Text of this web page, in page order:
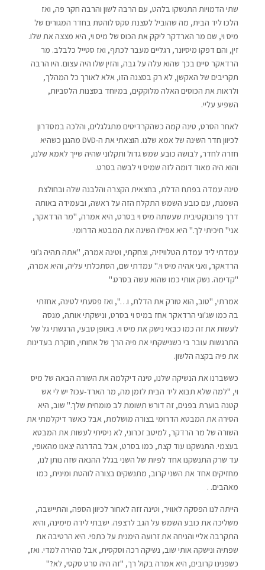
שתי הדמויות התנשקו בלהט, עם הרבה לשון והרבה חקר פה, ואז
הלכו ליד הבית, מה שהוביל לסצנת סקס לוהטת בחדר המגורים של
מיס וי, שם מר הארדקר ליקק את הכוס של מיס וי, היא מצצה את שלו.
זין, והם דפקו מיסיונר, רגליים מעבר לכתף, ואז סטייל כלבלב. מר
הרדאקר סיים בכך שהוא עלה על גבה, והזין שלו היה עצום. היו הרבה
תקריבים של האקשן, לא רק בסצנה הזו, אלא לאורך כל המהלך,
ולראות את הכוסים האלה מלוקקים, במיוחד בסצנות הלסביות,
השפיע עליי.
לאחר הסרט, טינה קמה כשהקרדיטים מתגלגלים, והלכה במסדרון
לכיוון חדר השינה של אמא שלנו. הוצאתי את ה-DVD מהנגן כשהיא
חזרה לחדר, לבושה כובע שמש גדול ותקלוני שהיה שייך לאמא שלנו,
והוא היה מאוד דומה לזה שמיס וי לבשה בסרט.
טינה עמדה בפתח הדלת, בחצאית הקצרה והלבנה שלה ובחולצת
השמנת, עם כובע השמש התקלח הזה על ראשה, ובעמידה באותה
דרך פרובוקטיבית שעשתה מיס וי בסרט, היא אמרה, "מר הרדאקר,
אני" חיכיתי לך." היא אפילו השיגה את המבטא הדרומי.
עמדתי ליד עמדת הטלוויזיה, וצחקתי, וטינה אמרה, "אתה תהיה ג'וני
הרדאקר, ואני אהיה מיס וי." עמדתי שם, הסתכלתי עליה, והיא אמרה,
"קדימה. נשק אותי כמו שהוא עשה בסרט."
אמרתי, "טוב, הוא טורק את הדלת, ו…", ואז פסעתי לטינה, אחזתי
בה כמו שג'וני הרדאקר אחז במיס וי בסרט, ונישקתי אותה, מנסה
לעשות את זה כמו כבאי נישק את מיס וי. באופן טבעי, הרגשתי גל של
התרגשות עובר בי כשנישקתי את פיה הרך של אחותי, חוקרת בעדינות
את פיה בקצה הלשון.
כששברנו את הנשיקה שלנו, טינה דיקלמה את השורה הבאה של מיס
וי, "למה שלא תבוא ליד הבית לזמן מה, מר הארד-עכו? יש לי אש
קטנה בוערת בפנים, זה דורש תשומת לב מומחית שלך." שוב, היא
הסירה את המבטא הדרומי בצורה מושלמת, אבל כאשר דיקלמתי את
השורה של מר הרדקר, למיטב זכרוני, לא ניסיתי לעשות את המבטא
בעצמי. התנשקנו עוד קצת, כמו בסרט, אבל בהדרגה יצאנו מהאופי,
עד שרק התנשקנו אחד לפיות של השני בגלל ההנאה שזה נותן לנו,
מחזיקים אחד את השני קרוב, מתנשקים בצורה לוהטת ומינית, כמו
מאהבים. .
הייתה לנו הפסקה לאוויר, וטינה זזה לאחור לכיוון הספה, והתיישבה,
משליכה את כובע השמש על הגב לרצפה. ישבתי לידה מימינה, והיא
התקרבה אליי והניחה את זרועה הימנית על כתפי. היא הרטיבה את
שפתיה ונישקה אותי שוב, נשיקה רכה וסקסית, אבל מהירה למדי. ואז,
כשפנינו קרובים, היא אמרה בקול רך, "זה היה סרט סקסי, לא?"